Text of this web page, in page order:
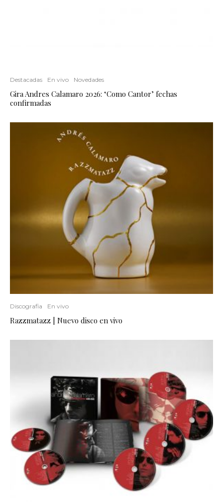
Destacadas En vivo Novedades
Gira Andres Calamaro 2026: ‘Como Cantor’ fechas
confirmadas
Discografia En vivo
Razzmatazz | Nuevo disco en vivo